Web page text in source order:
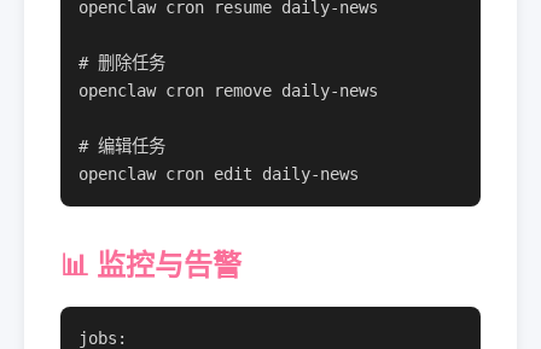
openclaw cron resume daily-news
# 删除任务
openclaw cron remove daily-news
# 编辑任务
openclaw cron edit daily-news
📊 监控与告警
jobs: